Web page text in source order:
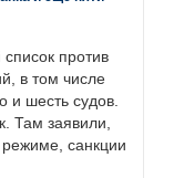
против
в том числе
и шесть судов.
Там заявили,
санкции